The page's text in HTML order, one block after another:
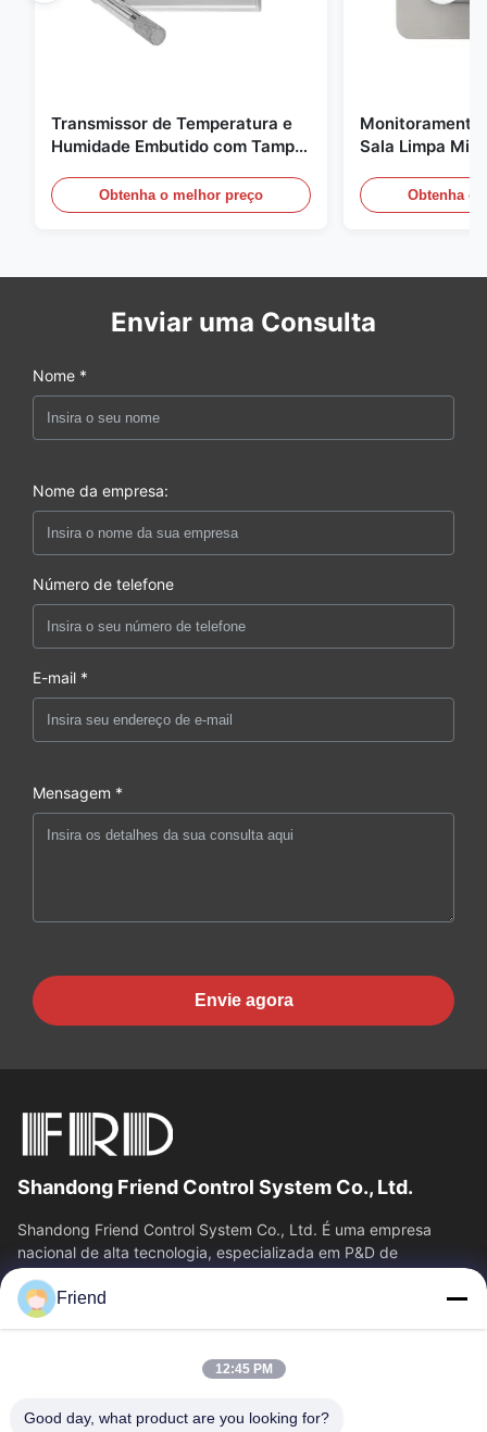
Transmissor de Temperatura e
Humidade Embutido com Tampa
Aço Inoxidável 316L
Obtenha o melhor preço
Monitoramento
Sala Limpa
médica / de
Obtenha o
Enviar uma Consulta
Nome *
Nome da empresa:
Número de telefone
E-mail *
Mensagem *
Envie agora
Shandong Friend Control System Co., Ltd.
Shandong Friend Control System Co., Ltd. É uma empresa
nacional de alta tecnologia, especializada em P&D de
instrumentação, fabricação e...
Relações Rápidas
Quem Somos
Fábrica
Controle De Qualidade
Friend
12:45 PM
Good day, what product are you looking for?